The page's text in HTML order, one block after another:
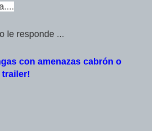
le responde ...
con amenazas cabrón o
trailer!